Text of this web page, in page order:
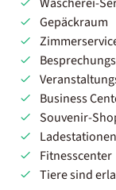
Gepäckraum
Business
Souvenir-
Fitnesscenter
Tiere sind